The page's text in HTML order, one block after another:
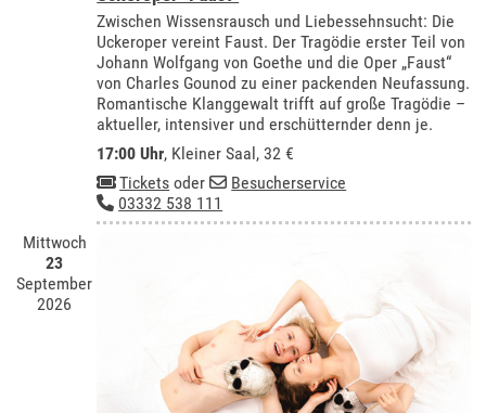
Zwischen Wissensrausch und Liebessehnsucht: Die
Uckeroper vereint Faust. Der Tragödie erster Teil von
Johann Wolfgang von Goethe und die Oper „Faust“
von Charles Gounod zu einer packenden Neufassung.
Romantische Klanggewalt trifft auf große Tragödie –
aktueller, intensiver und erschütternder denn je.
17:00 Uhr, Kleiner Saal , 32 €
Tickets oder
Besucherservice
03332 538 111
Mittwoch
23
September
2026